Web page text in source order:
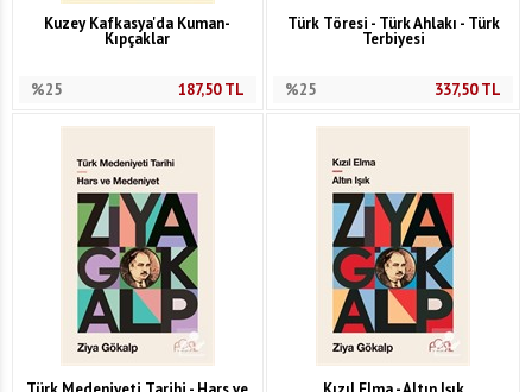
Kuzey Kafkasya'da Kuman-
Kıpçaklar
%25 187,50TL
Türk Töresi - Türk Ahlakı - Türk
Terbiyesi
%25 337,50TL